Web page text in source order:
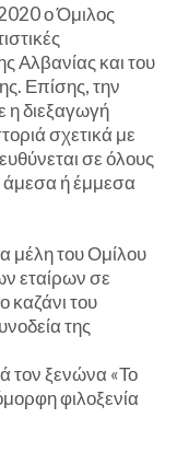
ο Όμιλος
Αλβανίας και του
Επίσης, την
η διεξαγωγή
σχετικά με
σε όλους
άμεσα ή έμμεσα
μέλη του Ομίλου
εταίρων σε
καζάνι του
της
τον ξενώνα «Το
φιλοξενία